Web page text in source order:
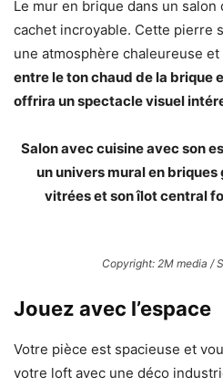
Le mur en brique dans un
cachet incroyable. Cette pierre
une atmosphère chaleureuse
entre le ton chaud de la brique
offrira un spectacle visuel
Salon avec cuisine avec son
un univers mural en
vitrées et son îlot central
Copyright: 2M media /
Jouez avec l’espace
Votre pièce est spacieuse et
votre loft avec une déco